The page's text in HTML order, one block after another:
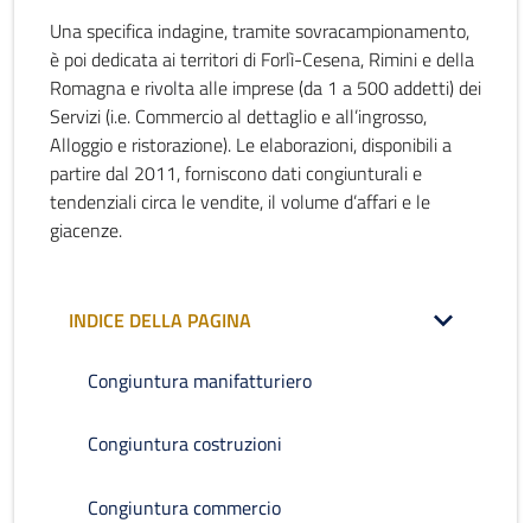
Una specifica indagine, tramite sovracampionamento,
è poi dedicata ai territori di Forlì-Cesena, Rimini e della
Romagna e rivolta alle imprese (da 1 a 500 addetti) dei
Servizi (i.e. Commercio al dettaglio e all’ingrosso,
Alloggio e ristorazione). Le elaborazioni, disponibili a
partire dal 2011, forniscono dati congiunturali e
tendenziali circa le vendite, il volume d’affari e le
giacenze.
INDICE DELLA PAGINA
Congiuntura manifatturiero
Congiuntura costruzioni
Congiuntura commercio